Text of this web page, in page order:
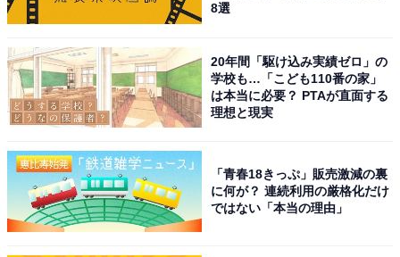
も』（フジテレビ系）での体当たりの演技が話題を呼ん
だ田中みな実さんです。セックスレスがテーマの本作
で、ベッドシーンや数々の修羅場など、視聴者を圧倒す
2クール連続でフジテレビ系のドラマ出演となる7月スタ
ートの『ばらかもん』（フジテレビ系）では、五島弁の
シングルマザー看護師を演じ、新境地を開いています。
8選
20年間「駆け込み実績ゼロ」の
学校も…「こども110番の家」
は本当に必要？ PTAが直面する
理想と現実
「青春18きっぷ」販売激減の裏
に何が？ 連続利用の厳格化だけ
ではない「本当の理由」